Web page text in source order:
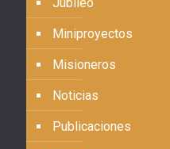
Miniproyectos
Misioneros
Noticias
Publicaciones